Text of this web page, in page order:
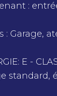
:
Garage,
E -
standard,